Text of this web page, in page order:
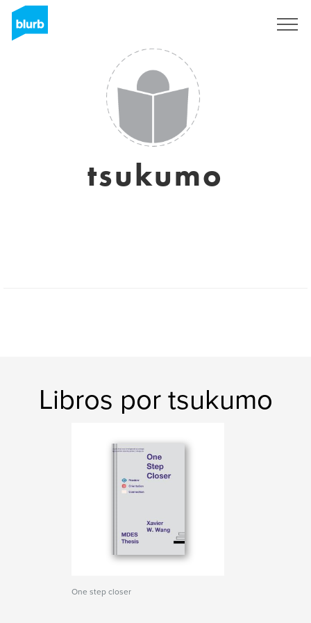
tsukumo
Libros por tsukumo
One step closer